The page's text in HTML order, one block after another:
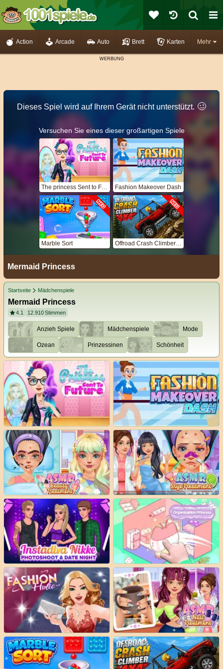
Mehr
Action Arcade Auto Brett Karten
Dieses Spiel wird auf Ihrem Gerät nicht unterstützt. 🥴️
Versuchen Sie eines dieser großartigen Spiele
The princess Sent to Future Fashion Makeover Dash
Marble Sort Offroad Crash Climber 4X4
Mermaid Princess
Startseite Mädchenspiele
Mermaid Princess
4.1 12.910Stimmen
Anzieh Spiele Mädchenspiele Mode
Ozean Prinzessinen Schönheit